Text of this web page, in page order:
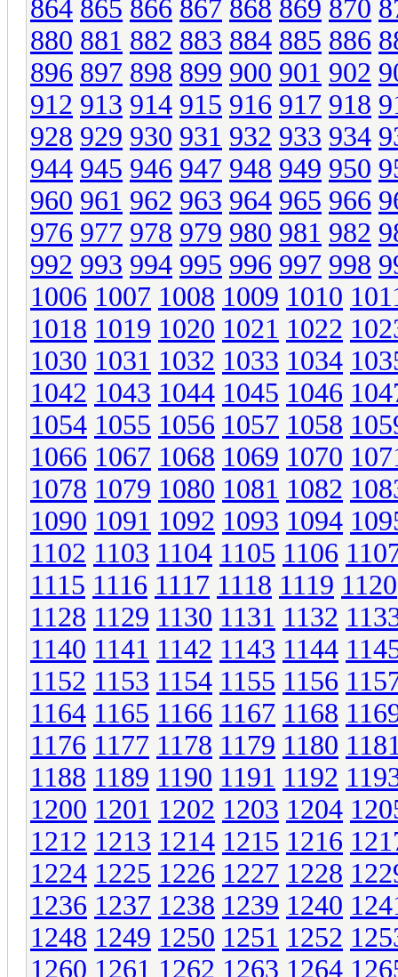
864 865 866 867 868 869 870
880 881 882 883 884 885 886
896 897 898 899 900 901 902
912 913 914 915 916 917 918
928 929 930 931 932 933 934
944 945 946 947 948 949 950
960 961 962 963 964 965 966
976 977 978 979 980 981 982
992 993 994 995 996 997 998
1006 1007 1008 1009 1010
1018 1019 1020 1021 1022
1030 1031 1032 1033 1034
1042 1043 1044 1045 1046
1054 1055 1056 1057 1058
1066 1067 1068 1069 1070
1078 1079 1080 1081 1082
1090 1091 1092 1093 1094
1102 1103 1104 1105 1106
1115 1116 1117 1118 1119 1120
1128 1129 1130 1131 1132
1140 1141 1142 1143 1144
1152 1153 1154 1155 1156
1164 1165 1166 1167 1168
1176 1177 1178 1179 1180
1188 1189 1190 1191 1192
1200 1201 1202 1203 1204
1212 1213 1214 1215 1216
1224 1225 1226 1227 1228
1236 1237 1238 1239 1240
1248 1249 1250 1251 1252
1260 1261 1262 1263 1264